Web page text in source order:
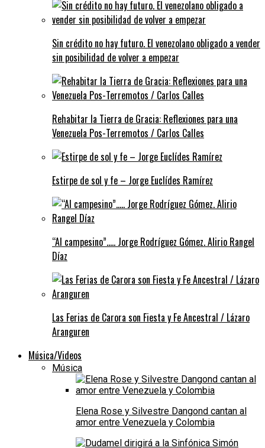
Sin crédito no hay futuro. El venezolano obligado a vender
sin posibilidad de volver a empezar
Rehabitar la Tierra de Gracia: Reflexiones para una
Venezuela Pos-Terremotos / Carlos Calles
Estirpe de sol y fe – Jorge Euclídes Ramírez
“Al campesino”….. Jorge Rodríguez Gómez. Alirio Rangel
Díaz
Las Ferias de Carora son Fiesta y Fe Ancestral / Lázaro
Aranguren
Música/Videos
Música
Elena Rose y Silvestre Dangond cantan al
amor entre Venezuela y Colombia